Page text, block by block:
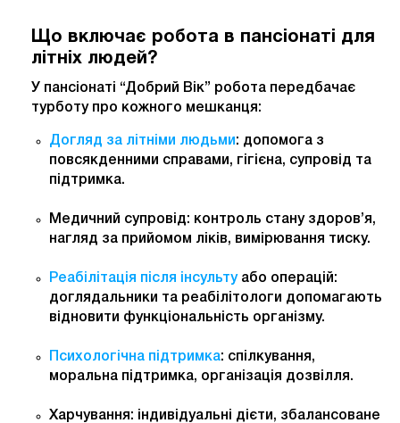
Що включає робота в пансіонаті для
літніх людей?
У пансіонаті “Добрий Вік” робота передбачає
турботу про кожного мешканця:
Догляд за літніми людьми : допомога з
повсякденними справами, гігієна, супровід та
підтримка.
Медичний супровід: контроль стану здоров’я,
нагляд за прийомом ліків, вимірювання тиску.
Реабілітація після інсультуабо операцій:
доглядальники та реабілітологи допомагають
відновити функціональність організму.
Психологічна підтримка: спілкування,
моральна підтримка, організація дозвілля.
Харчування: індивідуальні дієти, збалансоване